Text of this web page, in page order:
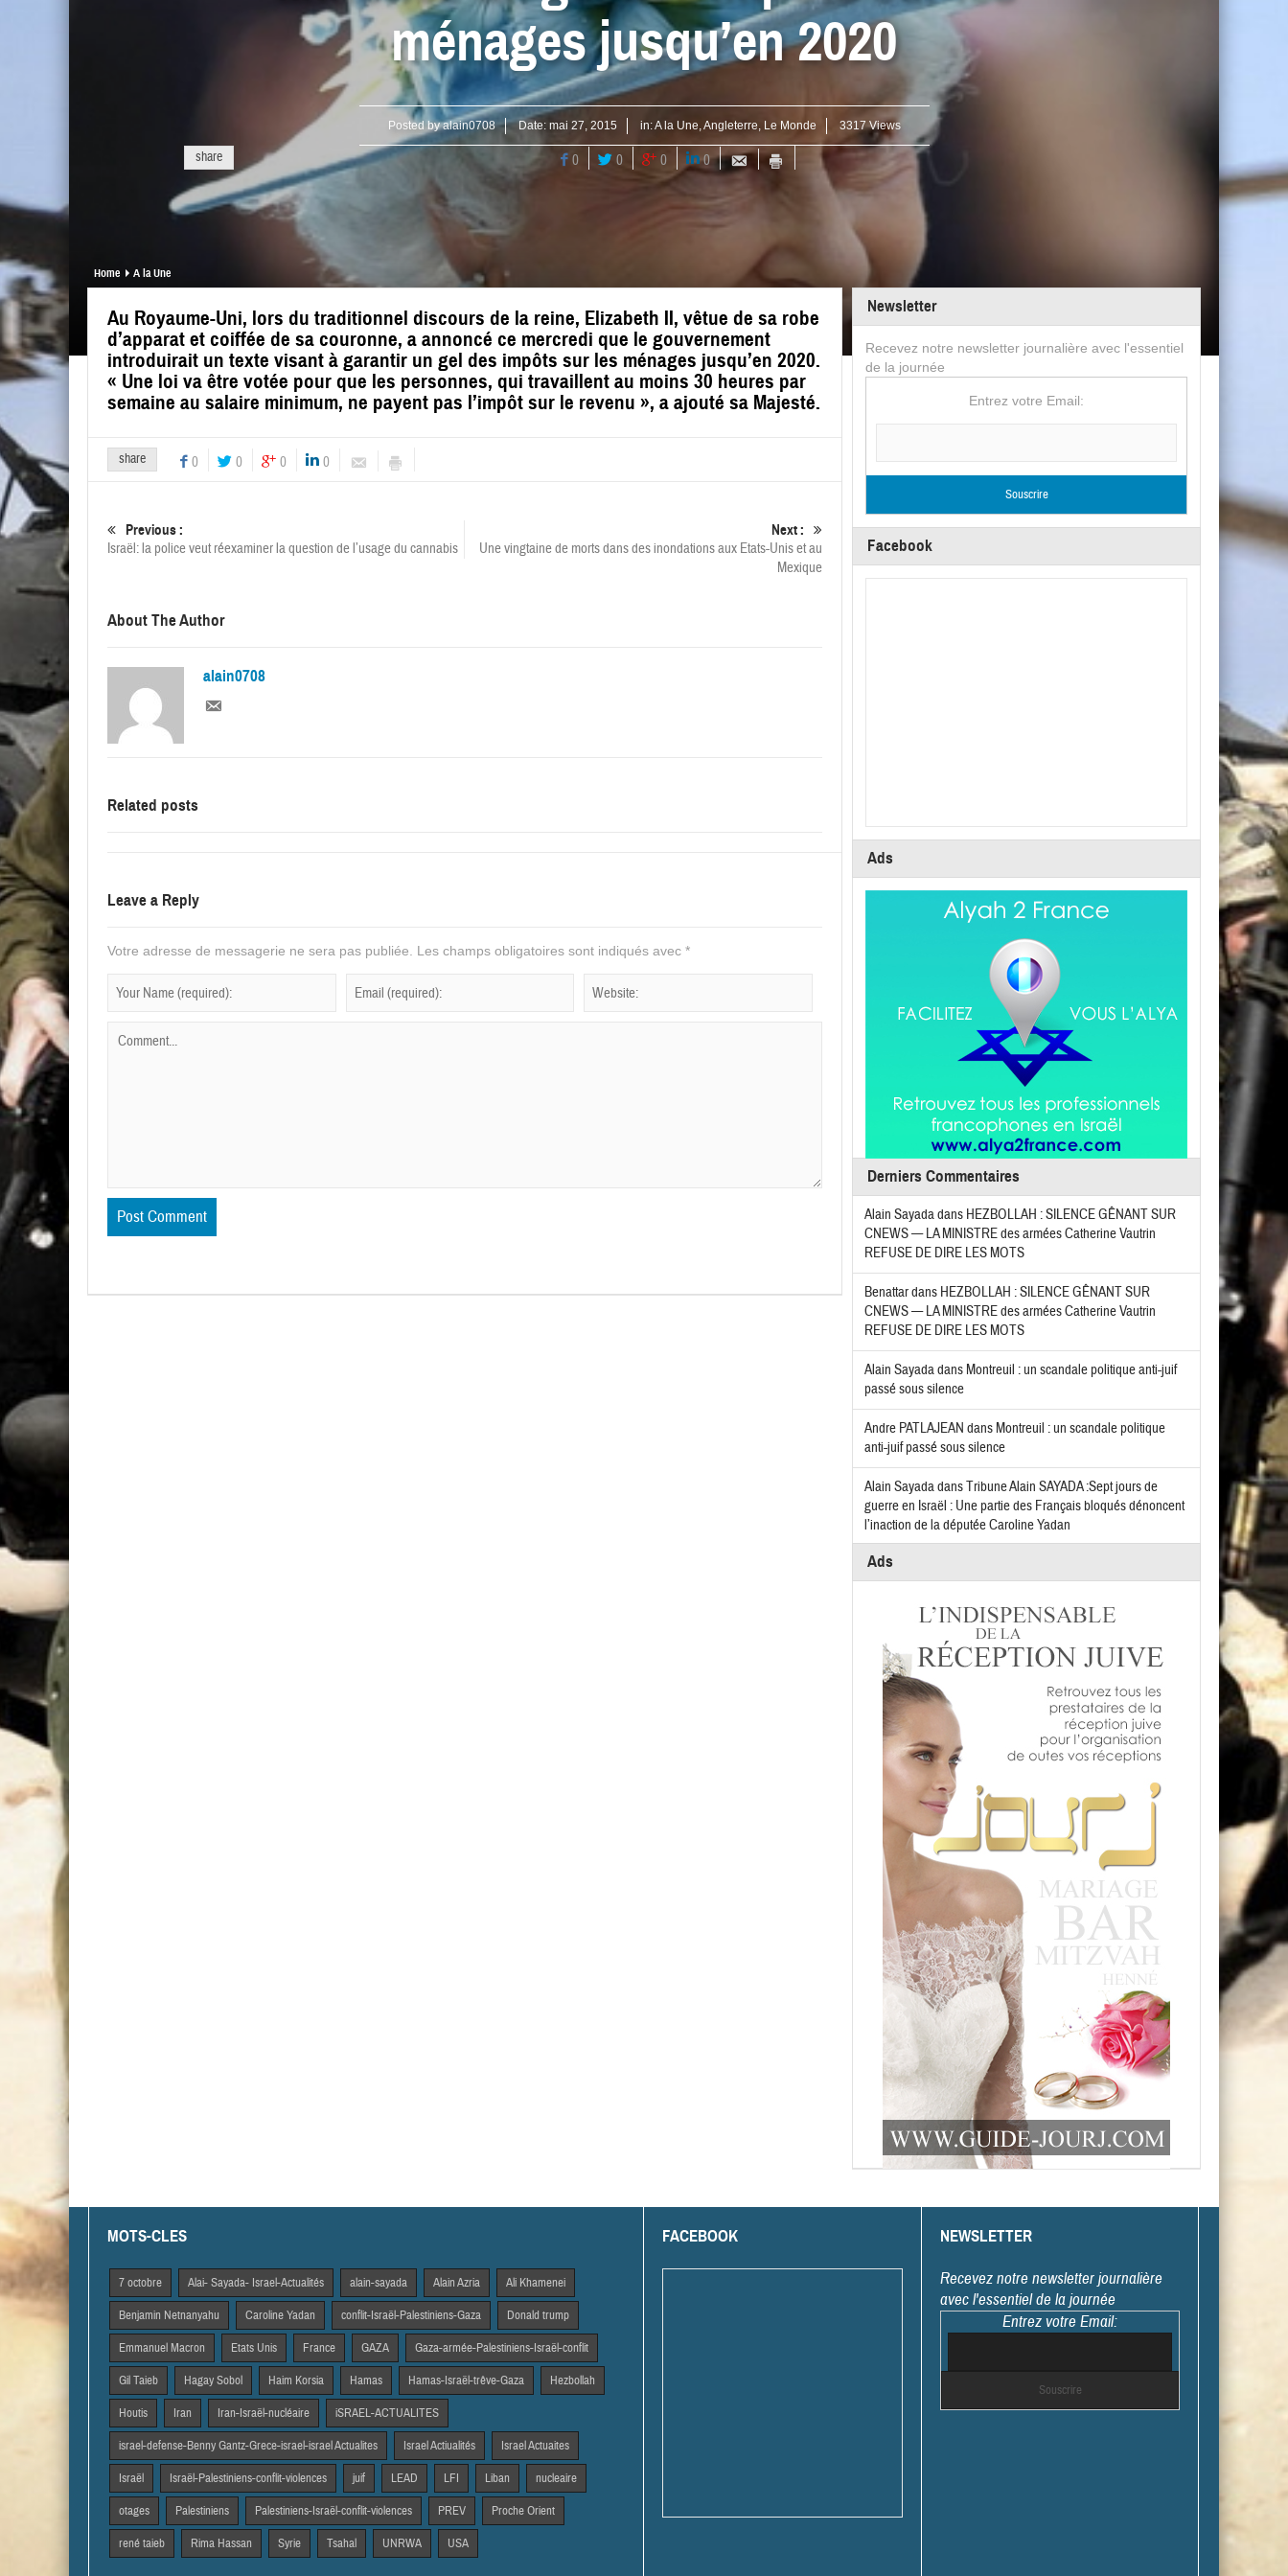
ménages jusqu’en 2020
Posted byalain0708 Date: mai 27, 2015 in:A la Une,Angleterre, Le Monde 3317 Views
share 0 0 0 0
Home A la Une
Au Royaume-Uni, lors du traditionnel discours de la reine, Elizabeth II, vêtue de sa robe
d’apparat et coiffée de sa couronne, a annoncé ce mercredi que le gouvernement
introduirait un texte visant à garantir un gel des impôts sur les ménages jusqu’en 2020.
« Une loi va être votée pour que les personnes, qui travaillent au moins 30 heures par
semaine au salaire minimum, ne payent pas l’impôt sur le revenu », a ajouté sa Majesté.
share 0 0 0 0
Previous :
Israël: la police veut réexaminer la question de l’usage du cannabis
Next :
Une vingtaine de morts dans des inondations aux Etats-Unis et au
Mexique
About The Author
alain0708
Related posts
Leave a Reply
Votre adresse de messagerie ne sera pas publiée. Les champs obligatoires sont indiqués avec *
Newsletter
Recevez notre newsletter journalière avec l'essentiel
de la journée
Entrez votre Email:
Facebook
Ads
Derniers Commentaires
Alain Sayadadans HEZBOLLAH : SILENCE GÊNANT SUR
CNEWS — LA MINISTRE des armées Catherine Vautrin
REFUSE DE DIRE LES MOTS
Benattardans HEZBOLLAH : SILENCE GÊNANT SUR
CNEWS — LA MINISTRE des armées Catherine Vautrin
REFUSE DE DIRE LES MOTS
Alain Sayadadans Montreuil : un scandale politique anti-juif
passé sous silence
Andre PATLAJEAN dans Montreuil : un scandale politique
anti-juif passé sous silence
Alain SayadadansTribune Alain SAYADA :Sept jours de
guerre en Israël : Une partie des Français bloqués dénoncent
l’inaction de la députée Caroline Yadan
Ads
MOTS-CLES
7 octobre Alai- Sayada- Israel-Actualités alain-sayada Alain Azria Ali Khamenei
Benjamin Netnanyahu Caroline Yadan conflit-Israël-Palestiniens-Gaza Donald trump
Emmanuel Macron Etats Unis France GAZA Gaza-armée-Palestiniens-Israël-conflit
Gil Taieb Hagay Sobol Haim Korsia Hamas Hamas-Israël-trêve-Gaza Hezbollah
Houtis Iran Iran-Israël-nucléaire iSRAEL-ACTUALITES
israel-defense-Benny Gantz-Grece-israel-israel Actualites Israel Actiualités Israel Actuaites
Israël Israël-Palestiniens-conflit-violences juif LEAD LFI Liban nucleaire
otages Palestiniens Palestiniens-Israël-conflit-violences PREV Proche Orient
rené taieb Rima Hassan Syrie Tsahal UNRWA USA
FACEBOOK NEWSLETTER
Recevez notre newsletter journalière
avec l'essentiel de la journée
Entrez votre Email: